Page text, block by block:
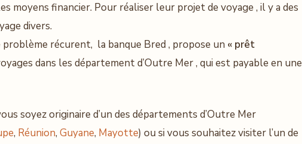
moyens financier. Pour réaliser leur projet de voyage , il y a des
divers.
récurent, la banque Bred , propose un « prêt
dans les département d’Outre Mer , qui est payable en une
soyez originaire d’un des départements d’Outre Mer
, Réunion, Guyane, Mayotte) ou si vous souhaitez visiter l’un de